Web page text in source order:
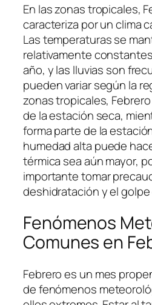
En las zonas tropicales,
caracteriza por un clima
Las temperaturas se
relativamente
año, y las lluvias son
pueden variar según la
zonas tropicales,
de la estación seca,
forma parte de la
humedad alta puede
térmica sea aún mayor,
importante tomar
deshidratación y el golpe
Fenómenos
Comunes en
Febrero es un mes
de fenómenos